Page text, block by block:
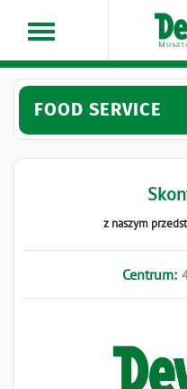
FOOD SERVICE
z naszym
Centrum: